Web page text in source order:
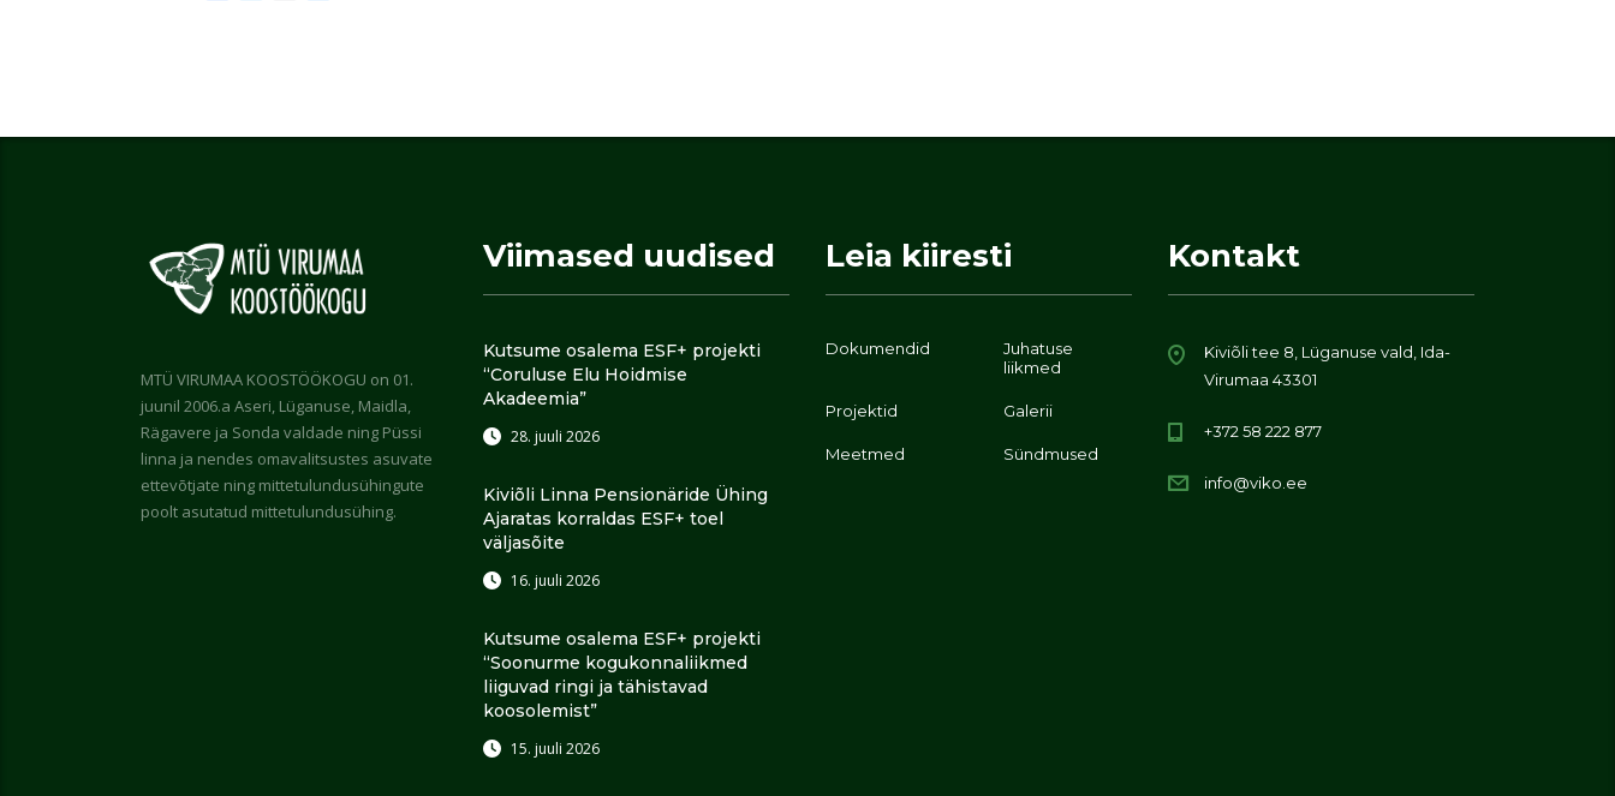
MTÜ VIRUMAA KOOSTÖÖKOGU on 01.
juunil 2006.a Aseri, Lüganuse, Maidla,
Rägavere ja Sonda valdade ning Püssi
linna ja nendes omavalitsustes asuvate
ettevõtjate ning mittetulundusühingute
poolt asutatud mittetulundusühing.
Viimased uudised
Kutsume osalema ESF+ projekti
“Coruluse Elu Hoidmise
Akadeemia”
28. juuli 2026
Kiviõli Linna Pensionäride Ühing
Ajaratas korraldas ESF+ toel
väljasõite
16. juuli 2026
Kutsume osalema ESF+ projekti
“Soonurme kogukonnaliikmed
liiguvad ringi ja tähistavad
koosolemist”
15. juuli 2026
Leia kiiresti
Dokumendid
Juhatuse
liikmed
Projektid Galerii
Meetmed Sündmused
Kontakt
Kiviõli tee 8, Lüganuse vald, Ida-
Virumaa 43301
+372 58 222 877
info@viko.ee